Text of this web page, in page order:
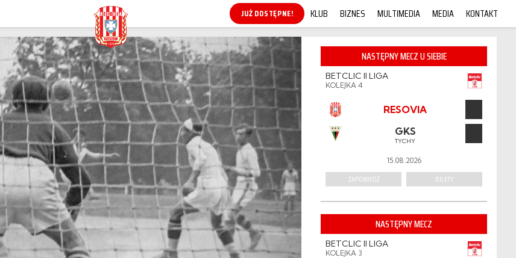
KUP ONLINE! KLUB BIZNES MULTIMEDIA MEDIA KONTAKT
NASTĘPNY MECZ U SIEBIE
BETCLIC II LIGA
KOLEJKA 4
RESOVIA
GKS
TYCHY
15.08.2026
ZAPOWIEDŹ BILETY
NASTĘPNY MECZ
BETCLIC II LIGA
KOLEJKA 3